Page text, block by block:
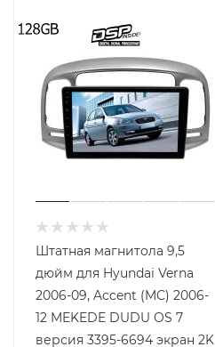
Штатная магнитола 9,5
дюйм для Hyundai Verna
2006-09, Accent (MC) 2006-
12 MEKEDE DUDU OS 7
версия 3395-6694 экран 2K